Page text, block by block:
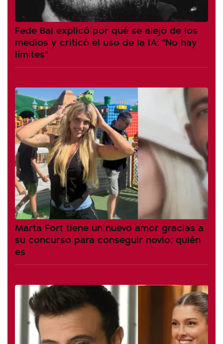
Fede Bal explicó por qué se alejó de los
medios y criticó el uso de la IA: "No hay
límites"
Marta Fort tiene un nuevo amor gracias a
su concurso para conseguir novio: quién
es